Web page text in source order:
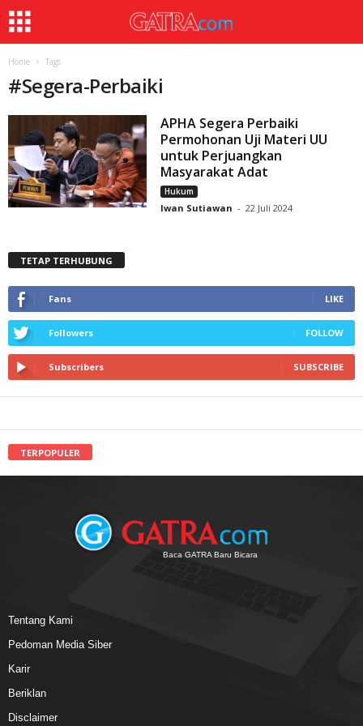
Home Tags
#Segera-Perbaiki
APHA Segera Perbaiki
Permohonan Uji Materi UU
untuk Perjuangkan
Masyarakat Adat
Hukum
Iwan Sutiawan - 22 Juli 2024
TETAP TERHUBUNG
Fans LIKE
Followers FOLLOW
Subscribers SUBSCRIBE
TERPOPULER
Baca GATRA Baru Bicara
Tentang Kami
Pedoman Media Siber
Karir
Beriklan
Disclaimer